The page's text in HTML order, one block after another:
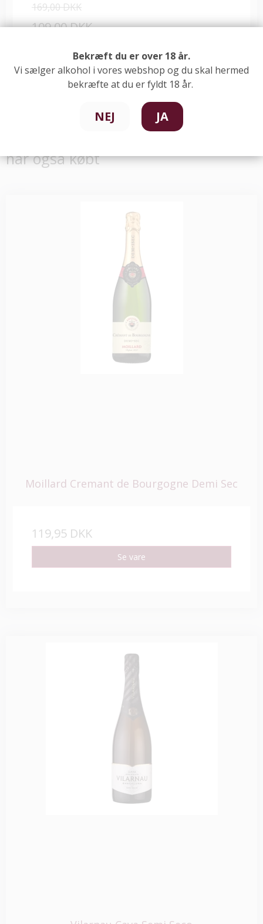
169,00 DKK
109,00 DKK
Se vare
har også købt
Moillard Cremant de Bourgogne Demi Sec
119,95 DKK
Se vare
Bekræft du er over 18 år.
Vi sælger alkohol i vores webshop og du skal hermed
bekræfte at du er fyldt 18 år.
NEJ JA